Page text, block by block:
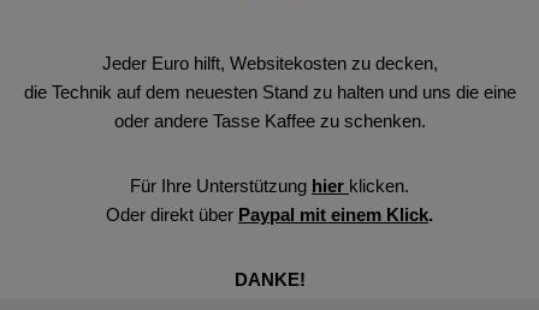
Jeder Euro hilft, Websitekosten zu decken,
die Technik auf dem neuesten Stand zu halten und uns die eine
oder andere Tasse Kaffee zu schenken.
Für Ihre Unterstützung hier klicken.
Oder direkt über Paypal mit einem Klick.
DANKE!